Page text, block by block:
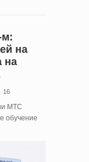
м:
на
на
16
МТС
обучение